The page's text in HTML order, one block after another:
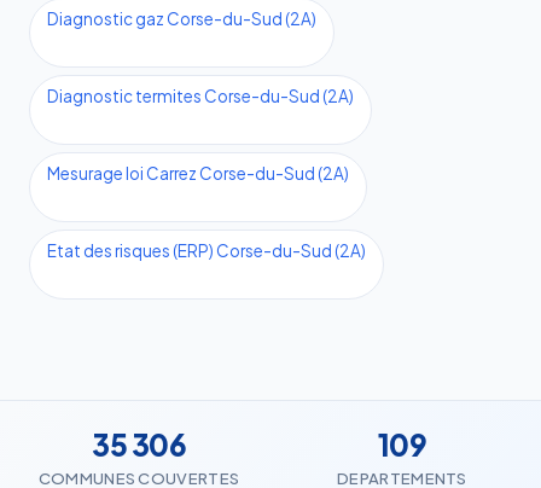
Diagnostic gaz Corse-du-Sud (2A)
Diagnostic termites Corse-du-Sud (2A)
Mesurage loi Carrez Corse-du-Sud (2A)
Etat des risques (ERP) Corse-du-Sud (2A)
35 306
COMMUNES COUVERTES
109
DEPARTEMENTS